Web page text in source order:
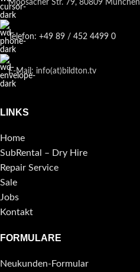
Moosacher Str. 79, 80809 München
Telefon: +49 89 / 452 4499 0
E-Mail: info(at)bildton.tv
LINKS
Home
SubRental – Dry Hire
Repair Service
Sale
Jobs
Kontakt
FORMULARE
Neukunden-Formular